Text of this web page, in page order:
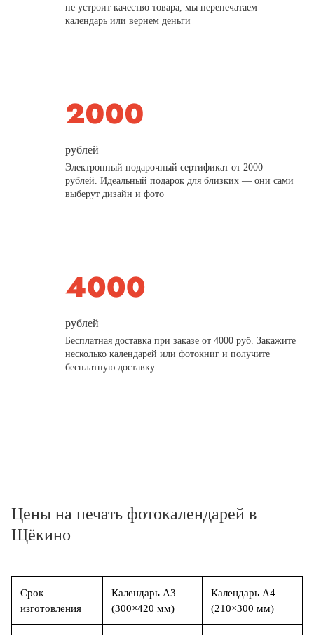
не устроит качество товара, мы перепечатаем
календарь или вернем деньги
рублей
Электронный подарочный сертификат от 2000
рублей. Идеальный подарок для близких — они сами
выберут дизайн и фото
рублей
Бесплатная доставка при заказе от 4000 руб. Закажите
несколько календарей или фотокниг и получите
бесплатную доставку
Цены на печать фотокалендарей в
Щёкино
Срок
изготовления
Календарь А3
(300×420 мм)
Календарь А4
(210×300 мм)